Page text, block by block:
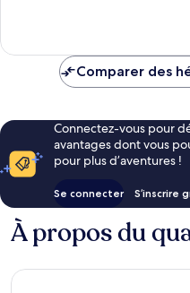
Comparer des
Connectez-vous pour
avantages dont vous
pour plus d’aventures !
Se connecter S’inscrire
À propos du